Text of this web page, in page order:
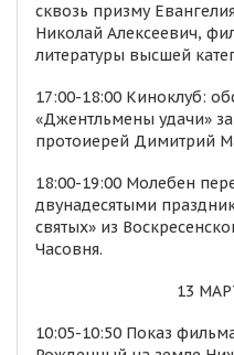
сквозь призму
Николай Алексеевич,
литературы высшей
17:00-18:00 Киноклуб:
«Джентльмены удачи»
протоиерей Димитрий
18:00-19:00 Молебен
двунадесятыми
святых» из
Часовня.
13
10:05-10:50 Показ